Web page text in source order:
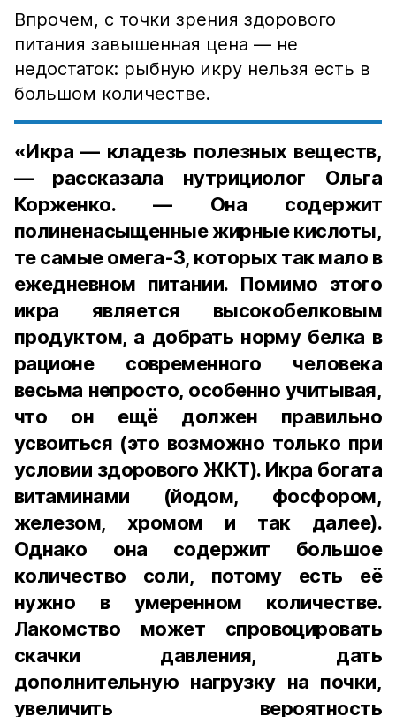
Впрочем, с точки зрения здорового
питания завышенная цена — не
недостаток: рыбную икру нельзя есть в
большом количестве.
«Икра — кладезь полезных веществ,
— рассказала нутрициолог Ольга
Корженко. — Она содержит
полиненасыщенные жирные кислоты,
те самые омега-3, которых так мало в
ежедневном питании. Помимо этого
икра является высокобелковым
продуктом, а добрать норму белка в
рационе современного человека
весьма непросто, особенно учитывая,
что он ещё должен правильно
усвоиться (это возможно только при
условии здорового ЖКТ). Икра богата
витаминами (йодом, фосфором,
железом, хромом и так далее).
Однако она содержит большое
количество соли, потому есть её
нужно в умеренном количестве.
Лакомство может спровоцировать
скачки давления, дать
дополнительную нагрузку на почки,
увеличить вероятность